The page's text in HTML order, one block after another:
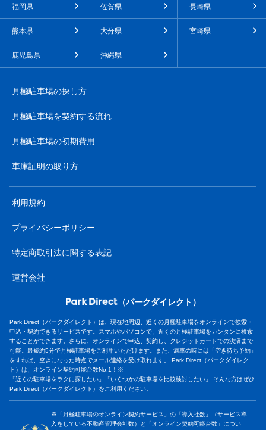
福岡県 佐賀県 長崎県
熊本県 大分県 宮崎県
鹿児島県 沖縄県
月極駐車場の探し方
月極駐車場を契約する流れ
月極駐車場の初期費用
車庫証明の取り方
利用規約
プライバシーポリシー
特定商取引法に関する表記
運営会社
（パークダイレクト）
Park Direct（パークダイレクト）は、現在地周辺、近くの月極駐車場をオンラインで検索・
申込・契約できるサービスです。スマホやパソコンで、近くの月極駐車場をカンタンに検索
することができます。さらに、オンラインで申込、契約し、クレジットカードでの決済まで
可能。最短約5分で月極駐車場をご利用いただけます。また、満車の時には「空き待ち予約」
をすれば、空きになった時点でメール連絡を受け取れます。 Park Direct（パークダイレク
ト）は、オンライン契約可能台数No.1！※
「近くの駐車場をラクに探したい」「いくつかの駐車場を比較検討したい」 そんな方はぜひ
Park Direct（パークダイレクト）をご利用ください。
※「月極駐車場のオンライン契約サービス」の「導入社数」（サービス導
入をしている不動産管理会社数）と「オンライン契約可能台数」につい